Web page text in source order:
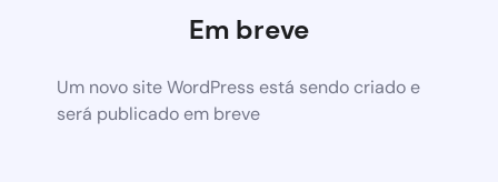
Em breve
Um novo site WordPress está sendo criado e
será publicado em breve